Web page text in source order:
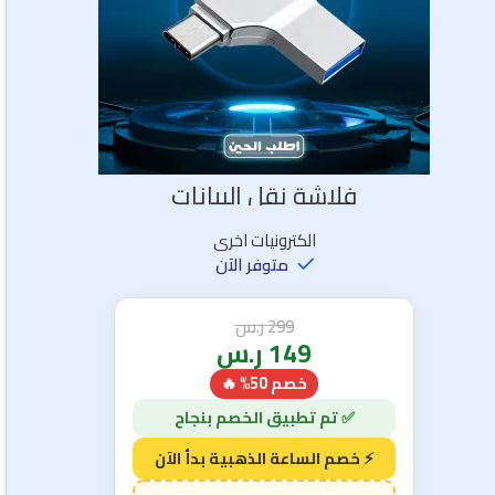
فلاشة نقل البيانات
الكترونيات اخرى
299 ر.س
149ر.س
خصم 50% 🔥